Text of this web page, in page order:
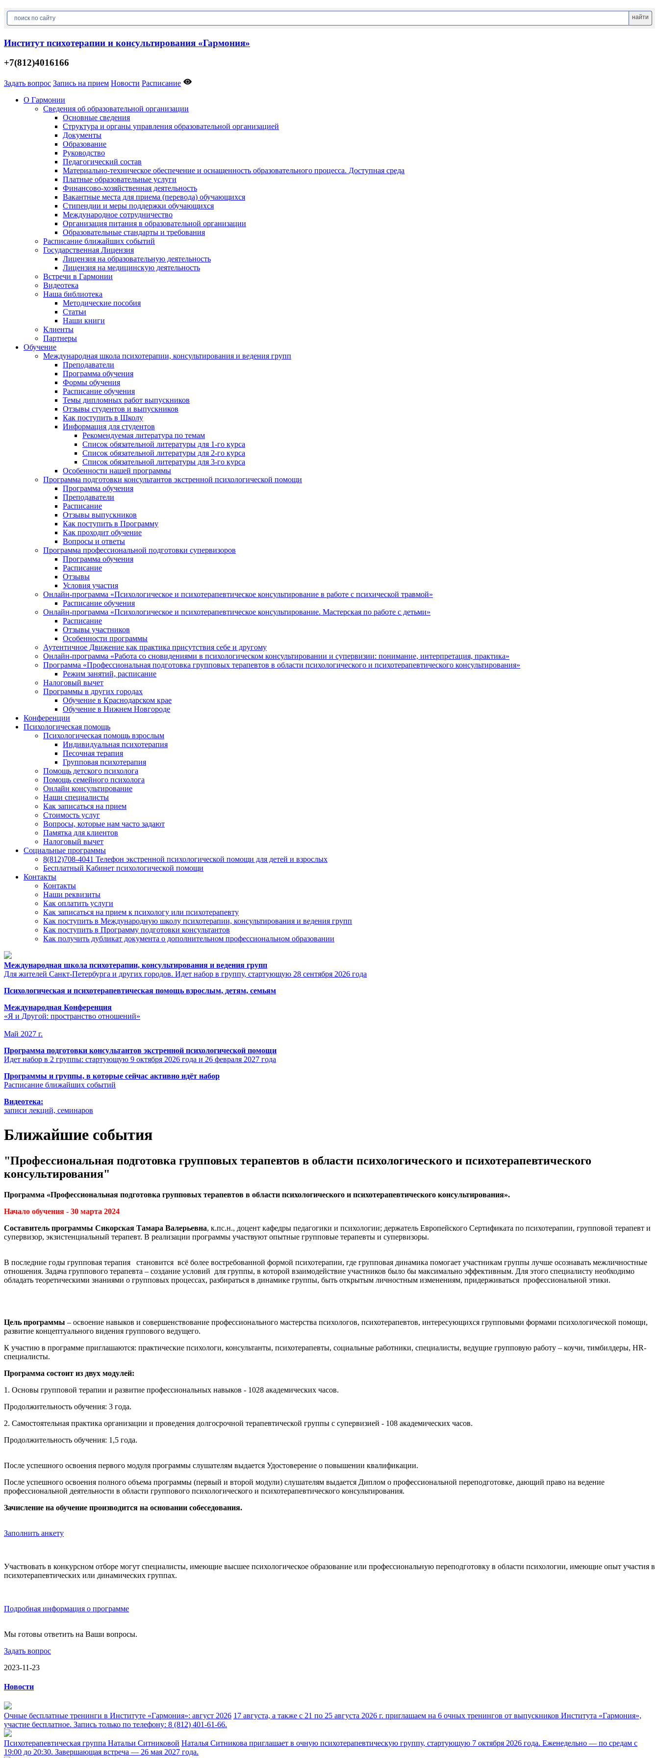
Институт психотерапии и консультирования «Гармония»
+7(812)4016166
Задать вопрос Запись на прием Новости Расписание
О Гармонии
Сведения об образовательной организации
Основные сведения
Структура и органы управления образовательной организацией
Документы
Образование
Руководство
Педагогический состав
Материально-техническое обеспечение и оснащенность образовательного процесса. Доступная среда
Платные образовательные услуги
Финансово-хозяйственная деятельность
Вакантные места для приема (перевода) обучающихся
Стипендии и меры поддержки обучающихся
Международное сотрудничество
Организация питания в образовательной организации
Образовательные стандарты и требования
Расписание ближайших событий
Государственная Лицензия
Лицензия на образовательную деятельность
Лицензия на медицинскую деятельность
Встречи в Гармонии
Видеотека
Наша библиотека
Методические пособия
Статьи
Наши книги
Клиенты
Партнеры
Обучение
Международная школа психотерапии, консультирования и ведения групп
Преподаватели
Программа обучения
Формы обучения
Расписание обучения
Темы дипломных работ выпускников
Отзывы студентов и выпускников
Как поступить в Школу
Информация для студентов
Рекомендуемая литература по темам
Список обязательной литературы для 1-го курса
Список обязательной литературы для 2-го курса
Список обязательной литературы для 3-го курса
Особенности нашей программы
Программа подготовки консультантов экстренной психологической помощи
Программа обучения
Преподаватели
Расписание
Отзывы выпускников
Как поступить в Программу
Как проходит обучение
Вопросы и ответы
Программа профессиональной подготовки супервизоров
Программа обучения
Расписание
Отзывы
Условия участия
Онлайн-программа «Психологическое и психотерапевтическое консультирование в работе с психической травмой»
Расписание обучения
Онлайн-программа «Психологическое и психотерапевтическое консультирование. Мастерская по работе с детьми»
Расписание
Отзывы участников
Особенности программы
Аутентичное Движение как практика присутствия себе и другому
Онлайн-программа «Работа со сновидениями в психологическом консультировании и супервизии: понимание, интерпретация, практика»
Программа «Профессиональная подготовка групповых терапевтов в области психологического и психотерапевтического консультирования»
Режим занятий, расписание
Налоговый вычет
Программы в других городах
Обучение в Краснодарском крае
Обучение в Нижнем Новгороде
Конференции
Психологическая помощь
Психологическая помощь взрослым
Индивидуальная психотерапия
Песочная терапия
Групповая психотерапия
Помощь детского психолога
Помощь семейного психолога
Онлайн консультирование
Наши специалисты
Как записаться на прием
Стоимость услуг
Вопросы, которые нам часто задают
Памятка для клиентов
Налоговый вычет
Социальные программы
8(812)708-4041 Телефон экстренной психологической помощи для детей и взрослых
Бесплатный Кабинет психологической помощи
Контакты
Контакты
Наши реквизиты
Как оплатить услуги
Как записаться на прием к психологу или психотерапевту
Как поступить в Международную школу психотерапии, консультирования и ведения групп
Как поступить в Программу подготовки консультантов
Как получить дубликат документа о дополнительном профессиональном образовании
Международная школа психотерапии, консультирования и ведения групп
Для жителей Санкт-Петербурга и других городов. Идет набор в группу, стартующую 28 сентября 2026 года
Психологическая и психотерапевтическая помощь взрослым, детям, семьям
Международная Конференция
«Я и Другой: пространство отношений»
Май 2027 г.
Программа подготовки консультантов экстренной психологической помощи
Идет набор в 2 группы: стартующую 9 октября 2026 года и 26 февраля 2027 года
Программы и группы, в которые сейчас активно идёт набор
Расписание ближайших событий
Видеотека:
записи лекций, семинаров
Ближайшие события
"Профессиональная подготовка групповых терапевтов в области психологического и психотерапевтического
консультирования"
Программа «Профессиональная подготовка групповых терапевтов в области психологического и психотерапевтического консультирования».
Начало обучения - 30 марта 2024
Составитель программы Сикорская Тамара Валерьевна, к.пс.н., доцент кафедры педагогики и психологии; держатель Европейского Сертификата по психотерапии, групповой терапевт и
супервизор, экзистенциальный терапевт. В реализации программы участвуют опытные групповые терапевты и супервизоры.
В последние годы групповая терапия становится всё более востребованной формой психотерапии, где групповая динамика помогает участникам группы лучше осознавать межличностные
отношения. Задача группового терапевта – создание условий для группы, в которой взаимодействие участников было бы максимально эффективным. Для этого специалисту необходимо
обладать теоретическими знаниями о групповых процессах, разбираться в динамике группы, быть открытым личностным изменениям, придерживаться профессиональной этики.
Цель программы – освоение навыков и совершенствование профессионального мастерства психологов, психотерапевтов, интересующихся групповыми формами психологической помощи,
развитие концептуального видения группового ведущего.
К участию в программе приглашаются: практические психологи, консультанты, психотерапевты, социальные работники, специалисты, ведущие групповую работу – коучи, тимбилдеры, HR-
специалисты.
Программа состоит из двух модулей:
1. Основы групповой терапии и развитие профессиональных навыков - 1028 академических часов.
Продолжительность обучения: 3 года.
2. Самостоятельная практика организации и проведения долгосрочной терапевтической группы с супервизией - 108 академических часов.
Продолжительность обучения: 1,5 года.
После успешного освоения первого модуля программы слушателям выдается Удостоверение о повышении квалификации.
После успешного освоения полного объема программы (первый и второй модули) слушателям выдается Диплом о профессиональной переподготовке, дающий право на ведение
профессиональной деятельности в области группового психологического и психотерапевтического консультирования.
Зачисление на обучение производится на основании собеседования.
Заполнить анкету
Участвовать в конкурсном отборе могут специалисты, имеющие высшее психологическое образование или профессиональную переподготовку в области психологии, имеющие опыт участия в
психотерапевтических или динамических группах.
Подробная информация о программе
Мы готовы ответить на Ваши вопросы.
Задать вопрос
2023-11-23
Новости
Очные бесплатные тренинги в Институте «Гармония»: август 2026 17 августа, а также с 21 по 25 августа 2026 г. приглашаем на 6 очных тренингов от выпускников Института «Гармония»,
участие бесплатное. Запись только по телефону: 8 (812) 401-61-66.
Психотерапевтическая группа Натальи Ситниковой Наталья Ситникова приглашает в очную психотерапевтическую группу, стартующую 7 октября 2026 года. Еженедельно — по средам с
19:00 до 20:30. Завершающая встреча — 26 мая 2027 года.